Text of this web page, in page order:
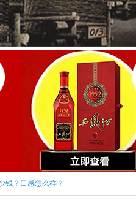
钱？口感怎么样？